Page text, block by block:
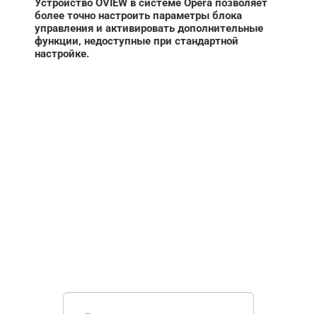
Устройство OVIEW в системе Opera позволяет
более точно настроить параметры блока
управления и активировать дополнительные
функции, недоступные при стандартной
настройке.